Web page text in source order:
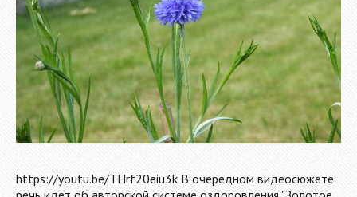
https://youtu.be/THrf20eiu3k В очередном видеосюжете